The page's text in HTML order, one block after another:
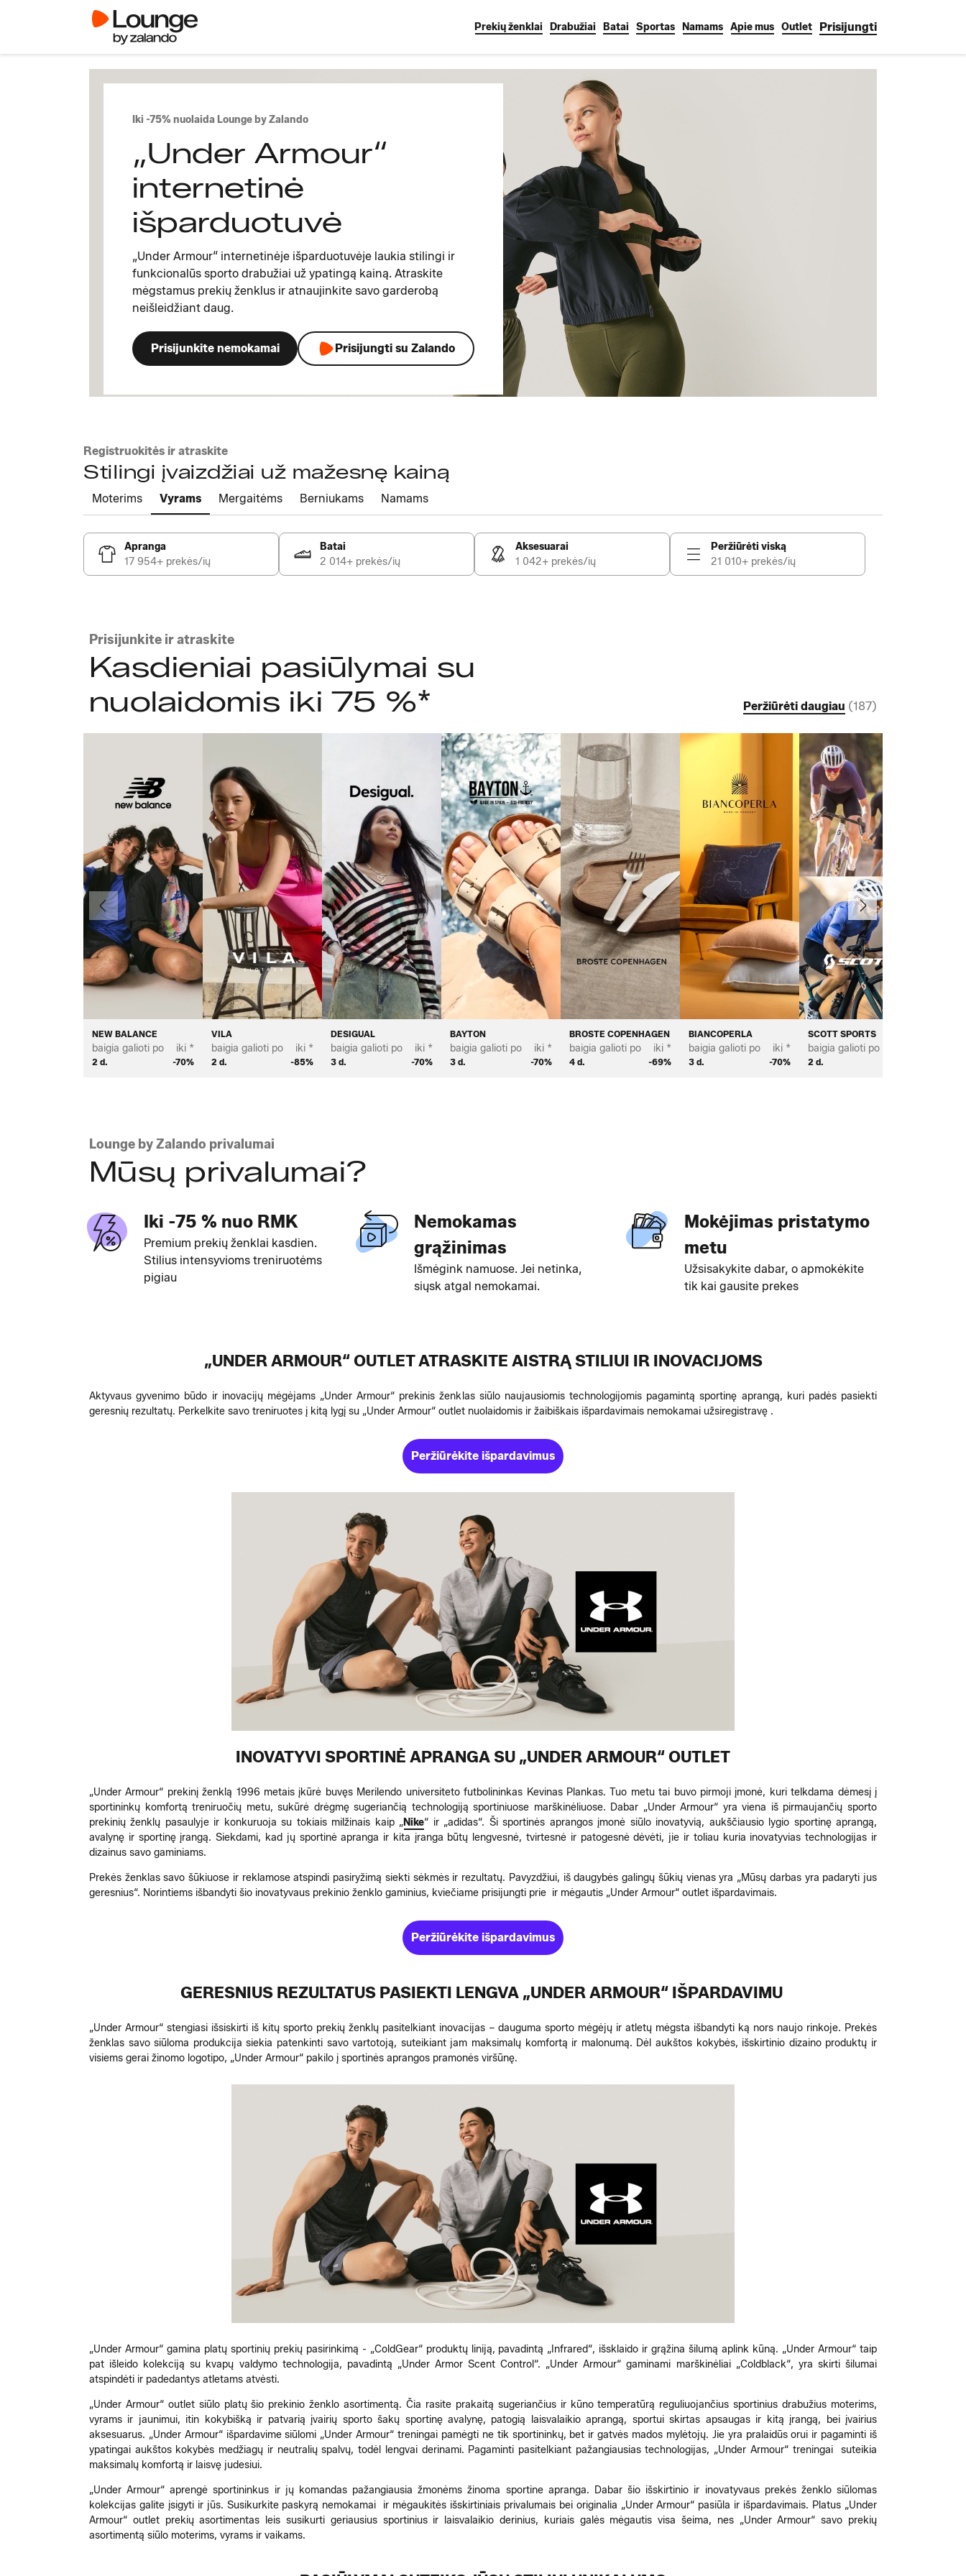
Prekių ženklai Drabužiai Batai Sportas Namams Apie mus Outlet Prisijungti
Iki -75% nuolaida Lounge by Zalando
„Under Armour“
internetinė
išparduotuvė
„Under Armour“ internetinėje išparduotuvėje laukia stilingi ir
funkcionalūs sporto drabužiai už ypatingą kainą. Atraskite
mėgstamus prekių ženklus ir atnaujinkite savo garderobą
neišleidžiant daug.
Prisijunkite nemokamai Prisijungti su Zalando
Registruokitės ir atraskite
Stilingi įvaizdžiai už mažesnę kainą
Moterims Vyrams Mergaitėms Berniukams Namams
Apranga
17 954+ prekės/ių
Batai
2 014+ prekės/ių
Aksesuarai
1 042+ prekės/ių
Peržiūrėti viską
21 010+ prekės/ių
Prisijunkite ir atraskite
Kasdieniai pasiūlymai su
nuolaidomis iki 75 %*
Peržiūrėti daugiau (187)
NEW BALANCE
baigia galioti po
2 d.
iki *
-70%
VILA
baigia galioti po
2 d.
iki *
-85%
DESIGUAL
baigia galioti po
3 d.
iki *
-70%
BAYTON
baigia galioti po
3 d.
iki *
-70%
BROSTE COPENHAGEN
baigia galioti po
4 d.
iki *
-69%
BIANCOPERLA
baigia galioti po
3 d.
iki *
-70%
SCOTT SPORTS
baigia galioti po
2 d.
Ankstesnis Toliau
Lounge by Zalando privalumai
Mūsų privalumai?
Iki -75 % nuo RMK
Premium prekių ženklai kasdien.
Stilius intensyvioms treniruotėms
pigiau
Nemokamas
grąžinimas
Išmėgink namuose. Jei netinka,
siųsk atgal nemokamai.
Mokėjimas pristatymo
metu
Užsisakykite dabar, o apmokėkite
tik kai gausite prekes
„UNDER ARMOUR“ OUTLET ATRASKITE AISTRĄ STILIUI IR INOVACIJOMS
Aktyvaus gyvenimo būdo ir inovacijų mėgėjams „Under Armour“ prekinis ženklas siūlo naujausiomis technologijomis pagamintą sportinę aprangą, kuri padės pasiekti
geresnių rezultatų. Perkelkite savo treniruotes į kitą lygį su „Under Armour“ outlet nuolaidomis ir žaibiškais išpardavimais nemokamai užsiregistravę .
Peržiūrėkite išpardavimus
INOVATYVI SPORTINĖ APRANGA SU „UNDER ARMOUR“ OUTLET
„Under Armour“ prekinį ženklą 1996 metais įkūrė buvęs Merilendo universiteto futbolininkas Kevinas Plankas. Tuo metu tai buvo pirmoji įmonė, kuri telkdama dėmesį į
sportininkų komfortą treniruočių metu, sukūrė drėgmę sugeriančią technologiją sportiniuose marškinėliuose. Dabar „Under Armour“ yra viena iš pirmaujančių sporto
prekinių ženklų pasaulyje ir konkuruoja su tokiais milžinais kaip „Nike“ ir „adidas“. Ši sportinės aprangos įmonė siūlo inovatyvią, aukščiausio lygio sportinę aprangą,
avalynę ir sportinę įrangą. Siekdami, kad jų sportinė apranga ir kita įranga būtų lengvesnė, tvirtesnė ir patogesnė dėvėti, jie ir toliau kuria inovatyvias technologijas ir
dizainus savo gaminiams.
Prekės ženklas savo šūkiuose ir reklamose atspindi pasiryžimą siekti sėkmės ir rezultatų. Pavyzdžiui, iš daugybės galingų šūkių vienas yra „Mūsų darbas yra padaryti jus
geresnius“. Norintiems išbandyti šio inovatyvaus prekinio ženklo gaminius, kviečiame prisijungti prie ir mėgautis „Under Armour“ outlet išpardavimais.
Peržiūrėkite išpardavimus
GERESNIUS REZULTATUS PASIEKTI LENGVA „UNDER ARMOUR“ IŠPARDAVIMU
„Under Armour“ stengiasi išsiskirti iš kitų sporto prekių ženklų pasitelkiant inovacijas – dauguma sporto mėgėjų ir atletų mėgsta išbandyti ką nors naujo rinkoje. Prekės
ženklas savo siūloma produkcija siekia patenkinti savo vartotoją, suteikiant jam maksimalų komfortą ir malonumą. Dėl aukštos kokybės, išskirtinio dizaino produktų ir
visiems gerai žinomo logotipo, „Under Armour“ pakilo į sportinės aprangos pramonės viršūnę.
„Under Armour“ gamina platų sportinių prekių pasirinkimą - „ColdGear“ produktų liniją, pavadintą „Infrared“, išsklaido ir grąžina šilumą aplink kūną. „Under Armour“ taip
pat išleido kolekciją su kvapų valdymo technologija, pavadintą „Under Armor Scent Control“. „Under Armour“ gaminami marškinėliai „Coldblack“, yra skirti šilumai
atspindėti ir padedantys atletams atvėsti.
„Under Armour“ outlet siūlo platų šio prekinio ženklo asortimentą. Čia rasite prakaitą sugeriančius ir kūno temperatūrą reguliuojančius sportinius drabužius moterims,
vyrams ir jaunimui, itin kokybišką ir patvarią įvairių sporto šakų sportinę avalynę, patogią laisvalaikio aprangą, sportui skirtas apsaugas ir kitą įrangą, bei įvairius
aksesuarus. „Under Armour“ išpardavime siūlomi „Under Armour“ treningai pamėgti ne tik sportininkų, bet ir gatvės mados mylėtojų. Jie yra pralaidūs orui ir pagaminti iš
ypatingai aukštos kokybės medžiagų ir neutralių spalvų, todėl lengvai derinami. Pagaminti pasitelkiant pažangiausias technologijas, „Under Armour“ treningai suteikia
maksimalų komfortą ir laisvę judesiui.
„Under Armour“ aprengė sportininkus ir jų komandas pažangiausia žmonėms žinoma sportine apranga. Dabar šio išskirtinio ir inovatyvaus prekės ženklo siūlomas
kolekcijas galite įsigyti ir jūs. Susikurkite paskyrą nemokamai ir mėgaukitės išskirtiniais privalumais bei originalia „Under Armour“ pasiūla ir išpardavimais. Platus „Under
Armour“ outlet prekių asortimentas leis susikurti geriausius sportinius ir laisvalaikio derinius, kuriais galės mėgautis visa šeima, nes „Under Armour“ savo prekių
asortimentą siūlo moterims, vyrams ir vaikams.